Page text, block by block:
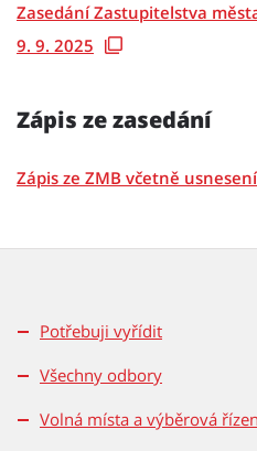
Zasedání Zastupitelstva
9. 9. 2025
Zápis ze zasedání
Zápis ze ZMB včetně
Potřebuji vyřídit
Všechny odbory
Volná místa a výběrová